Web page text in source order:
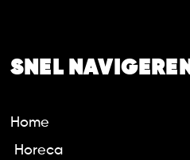
SNEL NAVIGEREN
Home
Horeca